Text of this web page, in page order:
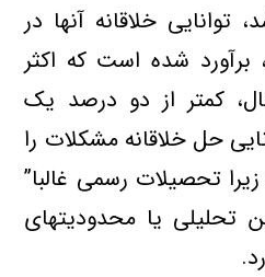
توانایی خلاقانه آنها در
شده است كه اكثر
بالای ۴۰ سال، كمتر از دو درصد یك
حل خلاقانه مشكلات را
تحصیلات رسمی غالبا”
تحلیلی یا محدودیتهای